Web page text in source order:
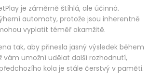
je záměrně štíhlá, ale účinná.
automaty, protože jsou inherentně
vyplatit téměř okamžitě.
tak, aby přinesla jasný výsledek během
vám umožní udělat další rozhodnutí,
kola je stále čerstvý v paměti.